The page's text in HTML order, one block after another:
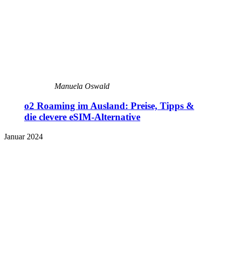
Manuela Oswald
o2 Roaming im Ausland: Preise, Tipps &
die clevere eSIM-Alternative
Januar 2024